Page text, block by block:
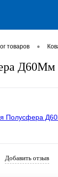
товаров •
Д60Мм
Добавить отзыв